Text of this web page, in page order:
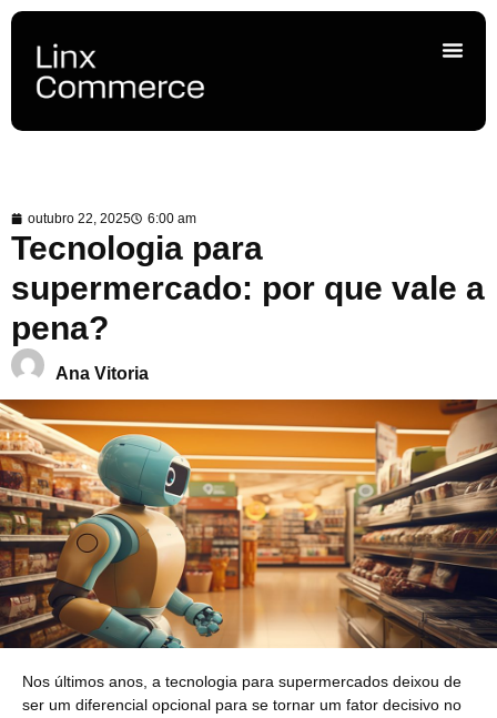
outubro 22, 2025 6:00 am
Tecnologia para
supermercado: por que vale a
pena?
Ana Vitoria
Nos últimos anos, a tecnologia para supermercados deixou de
ser um diferencial opcional para se tornar um fator decisivo no